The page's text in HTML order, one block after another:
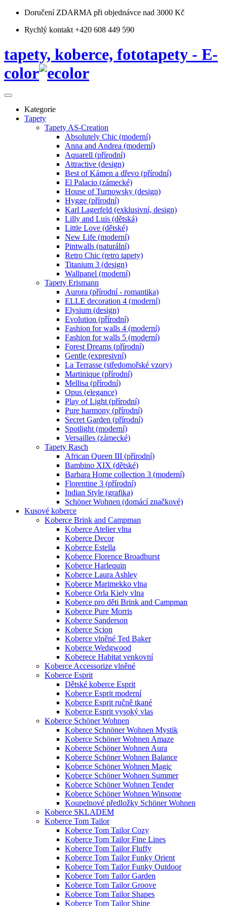
Doručení ZDARMA při objednávce nad 3000 Kč
Rychlý kontakt +420 608 449 590
tapety, koberce, fototapety - E-
color
Kategorie
Tapety
Tapety AS-Creation
Absolutely Chic (moderní)
Anna and Andrea (moderní)
Aquarell (přírodní)
Attractive (design)
Best of Kámen a dřevo (přírodní)
El Palacio (zámecké)
House of Turnowsky (design)
Hygge (přírodní)
Karl Lagerfeld (exklusivní, design)
Lilly and Luis (dětská)
Little Love (dětské)
New Life (moderní)
Pintwalls (naturální)
Retro Chic (retro tapety)
Titanium 3 (design)
Wallpanel (moderní)
Tapety Erismann
Aurora (přírodní - romantika)
ELLE decoration 4 (moderní)
Elysium (design)
Evolution (přírodní)
Fashion for walls 4 (moderní)
Fashion for walls 5 (moderní)
Forest Dreams (přírodní)
Gentle (expresivní)
La Terrasse (středomořské vzory)
Martinique (přírodní)
Mellisa (přírodní)
Opus (elegance)
Play of Light (přírodní)
Pure harmony (přírodní)
Secret Garden (přírodní)
Spotlight (moderní)
Versailles (zámecké)
Tapety Rasch
African Queen III (přírodní)
Bambino XIX (dětské)
Barbara Home collection 3 (moderní)
Florentine 3 (přírodní)
Indian Style (grafika)
Schöner Wohnen (domácí značkové)
Kusové koberce
Koberce Brink and Campman
Koberce Atelier vlna
Koberce Decor
Koberce Estella
Koberce Florence Broadhurst
Koberce Harlequin
Koberce Laura Ashley
Koberce Marimekko vlna
Koberce Orla Kiely vlna
Koberce pro děti Brink and Campman
Koberce Pure Morris
Koberce Sanderson
Koberce Scion
Koberce vlněné Ted Baker
Koberce Wedgwood
Koberece Habitat venkovní
Koberce Accessorize vlněné
Koberce Esprit
Dětské koberce Esprit
Koberce Esprit moderní
Koberce Esprit ručně tkané
Koberce Esprit vysoký vlas
Koberce Schöner Wohnen
Koberce Schnöner Wohnen Mystik
Koberce Schöner Wohnen Amaze
Koberce Schöner Wohnen Aura
Koberce Schöner Wohnen Balance
Koberce Schöner Wohnen Magic
Koberce Schöner Wohnen Summer
Koberce Schöner Wohnen Tender
Koberce Schöner Wohnen Winsome
Koupelnové předložky Schöner Wohnen
Koberce SKLADEM
Koberce Tom Tailor
Koberce Tom Tailor Cozy
Koberce Tom Tailor Fine Lines
Koberce Tom Tailor Fluffy
Koberce Tom Tailor Funky Orient
Koberce Tom Tailor Funky Outdoor
Koberce Tom Tailor Garden
Koberce Tom Tailor Groove
Koberce Tom Tailor Shapes
Koberce Tom Tailor Shine